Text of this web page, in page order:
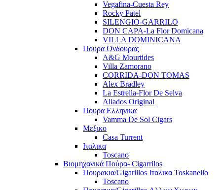
Vegafina-Cuesta Rey
Rocky Patel
SILENGIO-GARRILO
DON CAPA-La Flor Domicana
VILLA DOMINICANA
Πουρα Ονδουρας
A&G Mourtides
Villa Zamorano
CORRIDA-DON TOMAS
Alex Bradley
La Estrella-Flor De Selva
Aliados Original
Πουρα Ελληνικα
Vamma De Sol Cigars
Μεξικο
Casa Turrent
Ιταλικα
Toscano
Βιομηχανικά Πούρα- Cigarrilos
Πουρακια/Gigarillos Ιταλικα Toskanello
Toscano